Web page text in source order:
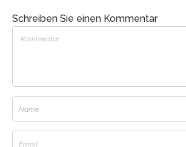
Schreiben Sie einen Kommentar